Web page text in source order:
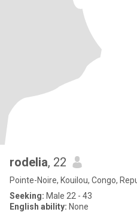
rodelia, 22
Pointe-Noire, Kouilou, Congo,
Seeking: Male 22 - 43
English ability: None